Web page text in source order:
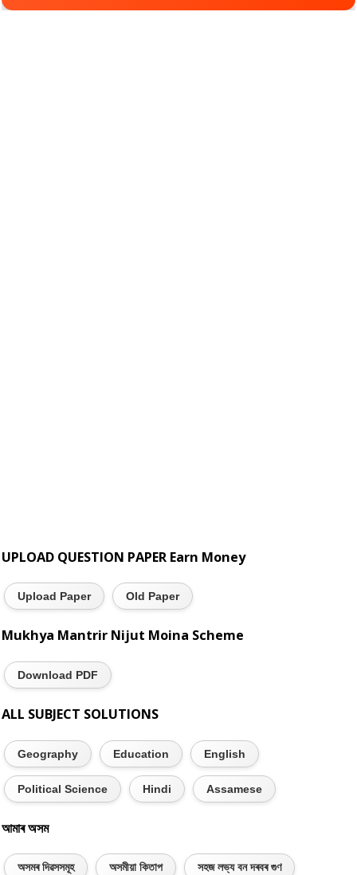
UPLOAD QUESTION PAPER Earn Money
Upload Paper Old Paper
Mukhya Mantrir Nijut Moina Scheme
Download PDF
ALL SUBJECT SOLUTIONS
Geography Education English
Political Science Hindi Assamese
আমাৰ অসম
অসমৰ দিৱসসমূহ অসমীয়া কিতাপ সহজ লভ্য বন দৰবৰ গুণ